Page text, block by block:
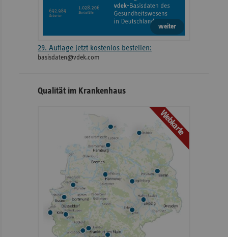
weiter
29. Auflage jetzt kostenlos bestellen:
basisdaten@vdek.com
Qualität im Krankenhaus
Webkarte